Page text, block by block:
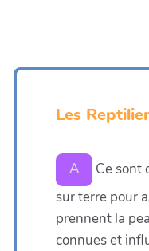
Les
A
Ce sont
sur terre pour
prennent la
connues et